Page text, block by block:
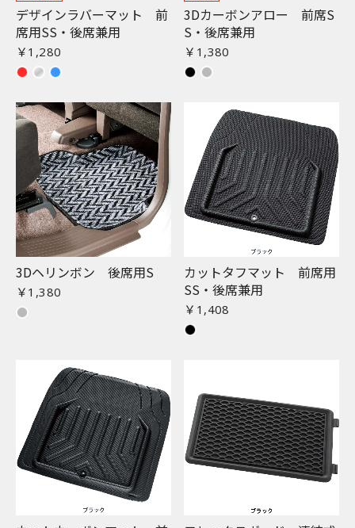
デザインラバーマット 前
席用SS・後席兼用
￥1,280
3Dカーボンアロー 前席S
S・後席兼用
￥1,380
3Dヘリンボン 後席用S
￥1,380
カットタフマット 前席用
SS・後席兼用
￥1,408